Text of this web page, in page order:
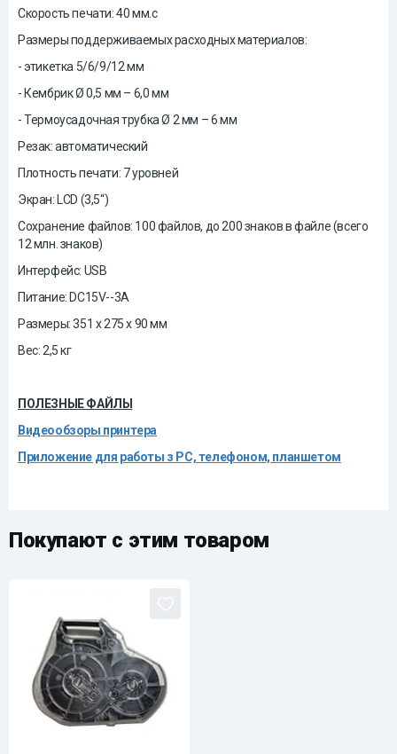
Скорость печати: 40 мм.с
Размеры поддерживаемых расходных материалов:
- этикетка 5/6/9/12 мм
- Кембрик Ø 0,5 мм – 6,0 мм
- Термоусадочная трубка Ø 2 мм – 6 мм
Резак: автоматический
Плотность печати: 7 уровней
Экран: LCD (3,5“)
Сохранение файлов: 100 файлов, до 200 знаков в файле (всего
12 млн. знаков)
Интерфейс: USB
Питание: DC15V--3A
Размеры: 351 х 275 х 90 мм
Вес: 2,5 кг
ПОЛЕЗНЫЕ ФАЙЛЫ
Видеообзоры принтера
Приложение для работы з PC, телефоном, планшетом
Покупают с этим товаром